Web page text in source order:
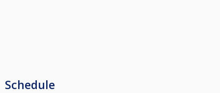
Avanmälan på grund av sjukdom eller annan orsak skall göras innan
Schedule